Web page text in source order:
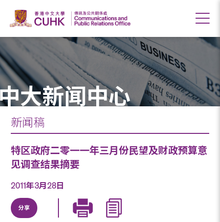
大新闻中心
新闻稿
特区政府二零一一年三月份民望及财政预算意
见调查结果摘要
2011年3月28日
分享